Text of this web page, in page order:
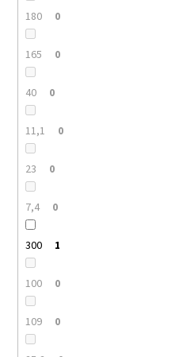
180 0
165 0
40 0
11,1 0
23 0
7,4 0
300 1
100 0
109 0